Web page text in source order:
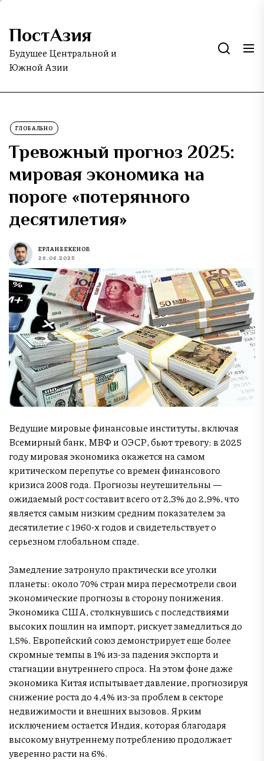
Skip
the
content
ПостАзия
Будущее Центральной и
Южной Азии
ГЛОБАЛЬНО
Тревожный прогноз 2025:
мировая экономика на
пороге «потерянного
десятилетия»
ЕРЛАН БЕКЕНОВ
28.06.2025
Ведущие мировые финансовые институты, включая
Всемирный банк, МВФ и ОЭСР, бьют тревогу: в 2025
году мировая экономика окажется на самом
критическом перепутье со времен финансового
кризиса 2008 года. Прогнозы неутешительны —
ожидаемый рост составит всего от 2,3% до 2,9%, что
является самым низким средним показателем за
десятилетие с 1960-х годов и свидетельствует о
серьезном глобальном спаде.
Замедление затронуло практически все уголки
планеты: около 70% стран мира пересмотрели свои
экономические прогнозы в сторону понижения.
Экономика США, столкнувшись с последствиями
высоких пошлин на импорт, рискует замедлиться до
1,5%. Европейский союз демонстрирует еще более
скромные темпы в 1% из-за падения экспорта и
стагнации внутреннего спроса. На этом фоне даже
экономика Китая испытывает давление, прогнозируя
снижение роста до 4,4% из-за проблем в секторе
недвижимости и внешних вызовов. Ярким
исключением остается Индия, которая благодаря
высокому внутреннему потреблению продолжает
уверенно расти на 6%.